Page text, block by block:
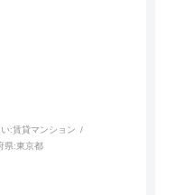
:賃貸マンション
県:東京都